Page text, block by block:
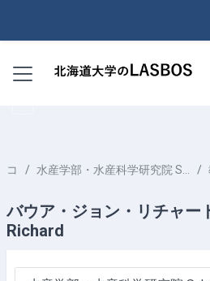
サイドパネル
水産学部・水産科学研究院 School of Fisheries Sciences & Faculty of Fisheries Sciences
バウア・ジョン・リチャー
Richard